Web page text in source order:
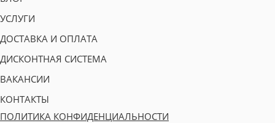
УСЛУГИ
ДОСТАВКА И ОПЛАТА
ДИСКОНТНАЯ СИСТЕМА
ВАКАНСИИ
КОНТАКТЫ
ПОЛИТИКА КОНФИДЕНЦИАЛЬНОСТИ